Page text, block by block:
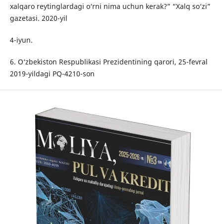
xalqaro reytinglardagi o‘rni nima uchun kerak?” “Xalq so‘zi”
gazetasi. 2020-yil
4-iyun.
6. O‘zbekiston Respublikasi Prezidentining qarori, 25-fevral
2019-yildagi PQ-4210-son